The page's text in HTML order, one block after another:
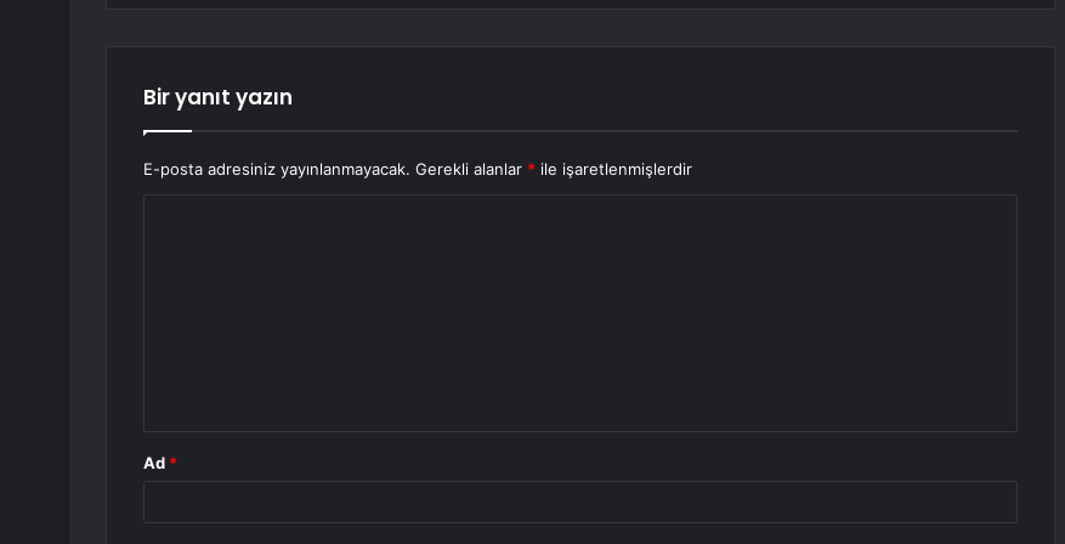
Bir yanıt yazın
E-posta adresiniz yayınlanmayacak. Gerekli alanlar * ile işaretlenmişlerdir
Ad *